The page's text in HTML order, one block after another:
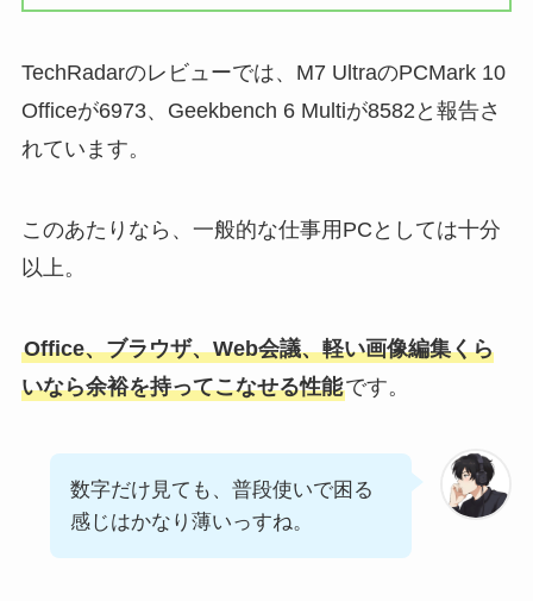
TechRadarのレビューでは、M7 UltraのPCMark 10
Officeが6973、Geekbench 6 Multiが8582と報告さ
れています。
このあたりなら、一般的な仕事用PCとしては十分
以上。
Office、ブラウザ、Web会議、軽い画像編集くら
いなら余裕を持ってこなせる性能です。
数字だけ見ても、普段使いで困る
感じはかなり薄いっすね。